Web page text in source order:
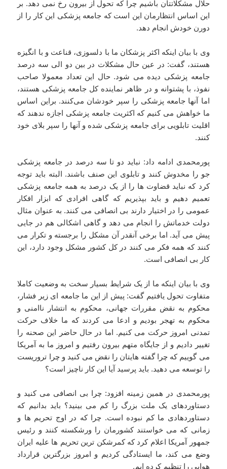
حلال مشکلاتتان باشیم چرا که تحول از بیرون رخ نمی دهد. بر
این اساس انتظارمان این است که جامعه پزشکی این کار را از
دورن خودش انجام دهد.
وی با بیان اینکه اکثر پزشکان ما با دلسوزی، قناعت و با انگیزه
هستند، گفت: در عین حال مشکلات در بین دو الی سه درصد
جامعه پزشکی دیده می شود. حال این تعداد معمولا صاحب
نفوذ، با پشتوانه و در ظاهر نماینده کل جامعه پزشکی هستند،
اما آنها جامعه پزشکی را سپر خودشان می‌کنند. براین اساس
ما خواهش می کنیم که اکثریت جامعه پزشکی اجازه ندهند که
اقلیت تابلویی برای جامعه پزشکی شده و آنها را سپر بلای خود
کنند.
پورمحمدی ادامه داد: نباید دو تا سه درصد در جامعه پزشکی
جو را مخدوش کنند و تابلوی این صنف باشند. البته باید توجه
کرد که نباید قضاوت ها را از یک درصد به همه جامعه پزشکی
تعمیم دهیم و باید بپذیریم که گاهی افرادی که ابزار افکار
عمومی را در اختیار دارند بی انصافی می کنند. به عنوان مثال
دولت خدماتش را انجام می دهد و گاهی اشکالی هم در جایی
پیش می آید. اما برخی آنقدر آن مشکل را برجسته و تکرار می
کنند که همه فکر می کنند در کل کشور مشکل وجود دارد، این
کار بی انصافی است.
وی با بیان اینکه ما از یک شرایط بسیار سخت به وضعیت کاملا
متفاوت تحول یافتیم گفت: پیش از این ما جامعه ای زیر فشار،
محکوم به نقض مقررات جهانی، محکوم به انتشار ناامنی و
محکوم به تهجر بودیم و ادعا می کردند که ما خلاف حرکت
تمدنی امروز حرکت می کنیم. اما در حال حاضر این صحنه را
تغییر دادیم و از جایگاه متهم بیرون رفتیم و امروز ما به آمریکا
می گوییم که چرا گفته هایتان را نقض می کنید و چرا تروریست
را توسعه می دهید. باید پرسید آیا این کار ناچیز است؟
پورمحمدی در همین زمینه افزود: چرا بی انصافی می کنید و
دستاوردهای یک ملت بزرگ را کم می بینید؟ باید بدانیم که
دستاوردهادی ما کم نبوده است. چرا که در اوج تحریم ها و
زمانی که می خواستند کشورمان را ورشکسته کنند و رئیس
جمهور آمریکا اعلام کرد که کمرشکن ترین تحریم ها علیه ایران
وضع می کند، ما ایستادگی کردیم و امروز بزرگترین قرارداد
هوایی را تنظیم کرده ایم.